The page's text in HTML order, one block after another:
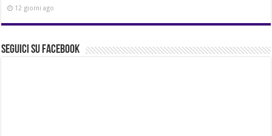
12 giorni ago
Seguici su Facebook